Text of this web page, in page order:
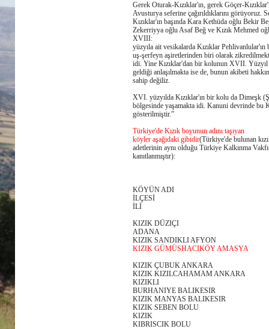
Gerek Oturak-Kızıklar'ın, gerek Göçer-
Avusturya seferine çağırıldıklarını görüyoruz.
Kızıklar'ın başında Kara Kethüda oğlu Bekir
Zekerriyya oğlu Asaf Beğ ve Kızık Mehmed
XVIII:
yüzyıla ait vesikalarda Kızıklar
uş-şerfeyn aşiretlerinden biri olarak
idi. Yine Kızıklar'dan bir kolunun XVII. Yüzyıl
geldiği anlaşılmakta ise de, bunun akibeti
sahip değiliz.
XVI. yüzyılda Kızıklar'ın bir kolu da Dimeşk
bölgesinde yaşamakta idi. Kanuni devrinde bu
gösterilmiştir.”
Türkiye'de Kızık boyunun adını taşıyan
köyler aşağıdaki gibidir(Türkiye'de bulunan
adetlerinin aynı olduğu Türkiye Kalkınma
kanıtlanmıştır):
KÖYÜN ADI
İLÇESİ
İLİ
KIZIK DÜZIÇI
ADANA
KIZIK SANDIKLI AFYON
KIZIK GÜMÜSHACIKÖY AMASYA
KIZIK ÇUBUK ANKARA
KIZIK KIZILCAHAMAM ANKARA
KIZIKLI
BURHANIYE BALIKESIR
KIZIK MANYAS BALIKESIR
KIZIK SEBEN BOLU
KIZIK
KIBRISCIK BOLU